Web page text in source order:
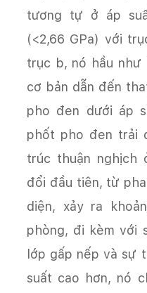
tương tự ở áp
(<2,66 GPa) với
trục b, nó hầu như
cơ bản dẫn đến
pho đen dưới áp
phốt pho đen trải
trúc thuận nghịch
đổi đầu tiên, từ
diện, xảy ra
phòng, đi kèm với
lớp gấp nếp và sự
suất cao hơn, nó